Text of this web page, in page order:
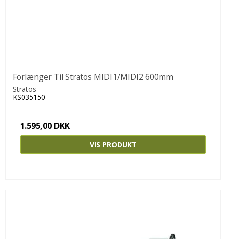
Forlænger Til Stratos MIDI1/MIDI2 600mm
Stratos
KS035150
1.595,00 DKK
VIS PRODUKT